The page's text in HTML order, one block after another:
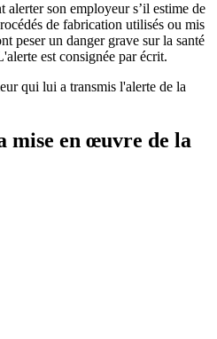
alerter son employeur s’il estime de
de fabrication utilisés ou mis
peser un danger grave sur la santé
est consignée par écrit.
qui lui a transmis l'alerte de la
mise en œuvre de la